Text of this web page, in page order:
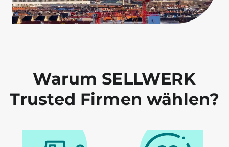
Warum SELLWERK
Trusted Firmen wählen?